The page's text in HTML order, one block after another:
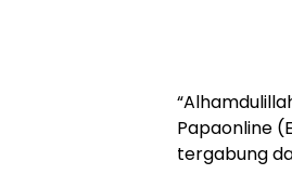
Papaonline
tergabung